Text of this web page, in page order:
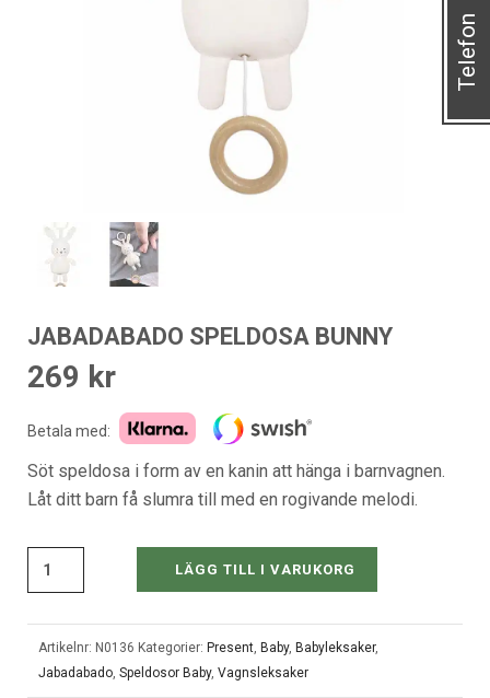
JABADABADO SPELDOSA BUNNY
269 kr
Betala med:
Söt speldosa i form av en kanin att hänga i barnvagnen.
Låt ditt barn få slumra till med en rogivande melodi.
LÄGG TILL I VARUKORG
Artikelnr: N0136 Kategorier: Present, Baby, Babyleksaker,
Jabadabado, Speldosor Baby, Vagnsleksaker
Telefon